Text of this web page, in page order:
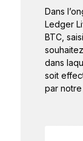
Dans
Ledger
BTC,
dans
soit
par